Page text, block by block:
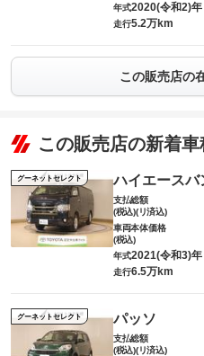
年式2020(令和2)年
走行5.2万km
この販売店の
この販売店の新着車
グーネットセレクト ハイエースバ
支払総額
(税込)(リ済込)
車両本体価格
(税込)
年式2021(令和3)年
走行6.5万km
グーネットセレクト パッソ
支払総額
(税込)(リ済込)